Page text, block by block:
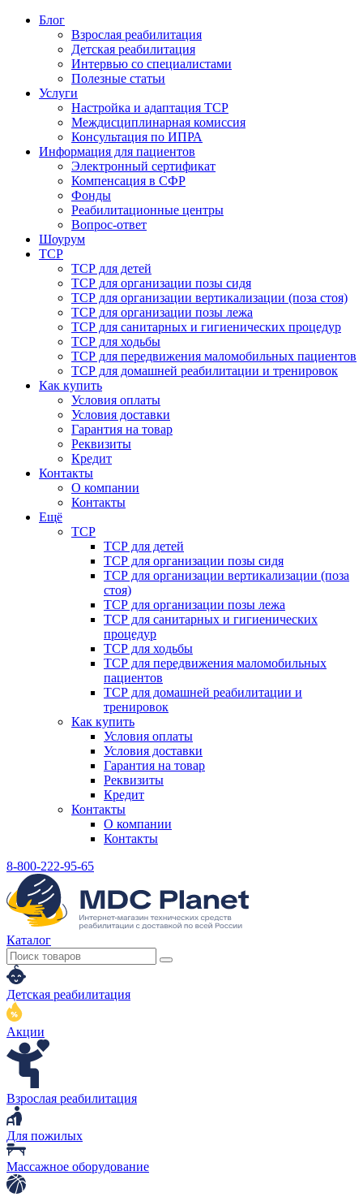
Блог
Взрослая реабилитация
Детская реабилитация
Интервью со специалистами
Полезные статьи
Услуги
Настройка и адаптация ТСР
Междисциплинарная комиссия
Консультация по ИПРА
Информация для пациентов
Электронный сертификат
Компенсация в СФР
Фонды
Реабилитационные центры
Вопрос-ответ
Шоурум
ТСР
ТСР для детей
ТСР для организации позы сидя
ТСР для организации вертикализации (поза стоя)
ТСР для организации позы лежа
ТСР для санитарных и гигиенических процедур
ТСР для ходьбы
ТСР для передвижения маломобильных пациентов
ТСР для домашней реабилитации и тренировок
Как купить
Условия оплаты
Условия доставки
Гарантия на товар
Реквизиты
Кредит
Контакты
О компании
Контакты
Ещё
ТСР
ТСР для детей
ТСР для организации позы сидя
ТСР для организации вертикализации (поза
стоя)
ТСР для организации позы лежа
ТСР для санитарных и гигиенических
процедур
ТСР для ходьбы
ТСР для передвижения маломобильных
пациентов
ТСР для домашней реабилитации и
тренировок
Как купить
Условия оплаты
Условия доставки
Гарантия на товар
Реквизиты
Кредит
Контакты
О компании
Контакты
8-800-222-95-65
Каталог
Детская реабилитация
Акции
Взрослая реабилитация
Для пожилых
Массажное оборудование